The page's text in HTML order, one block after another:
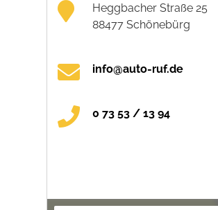
Heggbacher Straße 25
88477 Schönebürg
info@auto-ruf.de
0 73 53 / 13 94